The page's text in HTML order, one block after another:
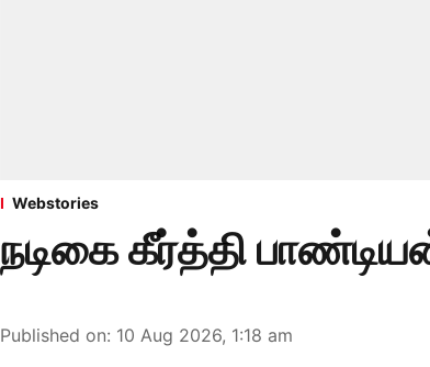
Webstories
நடிகை கீர்த்தி
Published on: 10 Aug 2026, 1:18 am